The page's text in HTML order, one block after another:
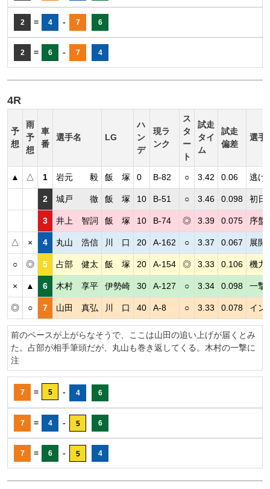
2 = 4 - 7 6
2 = 6 - 7 4
4R
予
想
雨
予
想
車
番
選手名 LG
ハ
ン
デ
現ラ
ンク
ス
タ
ー
ト
試走
タイ
ム
試走
偏差
選手
▲ △ 1 岩元 毅 飯 塚 0 B-82 ○ 3.42 0.06 逃げ
2 城戸 徹 飯 塚 10 B-51 ○ 3.46 0.098 初日
3 井上 智詞 飯 塚 10 B-74 ◎ 3.39 0.075 序盤
△ × 4 丸山 浩信 川 口 20 A-162 ○ 3.37 0.067 展開
○ ◎ 5 占部 健太 飯 塚 20 A-154 ◎ 3.33 0.106 機力
× ▲ 6 木村 享平 伊勢崎 30 A-127 ○ 3.34 0.098 一撃
◎ ○ 7 山田 真弘 川 口 40 A-8 ○ 3.33 0.078 イン
前のペースが上がらなそうで、ここは山田の追い上げが届くとみ
た。占部が相手筆頭だが、丸山も巻き返してくる。木村の一撃に
注
7 = 5 - 4 6
7 = 4 - 5 6
7 = 6 - 5 4